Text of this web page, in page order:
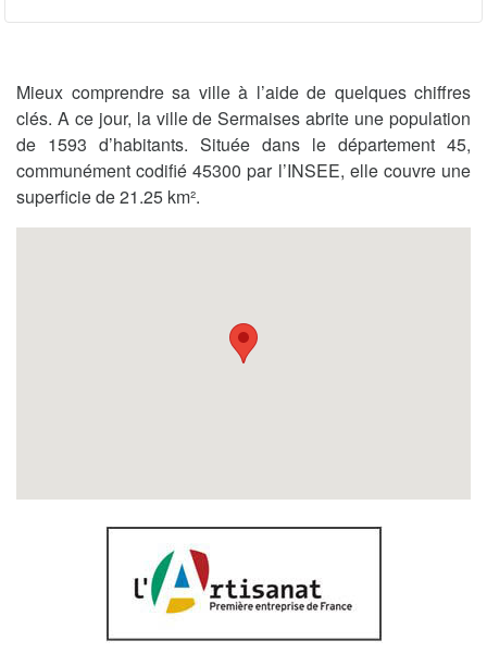
Mieux comprendre sa ville à l’aide de quelques chiffres
clés. A ce jour, la ville de Sermaises abrite une population
de 1593 d’habitants. Située dans le département 45,
communément codifié 45300 par l’INSEE, elle couvre une
superficie de 21.25 km².